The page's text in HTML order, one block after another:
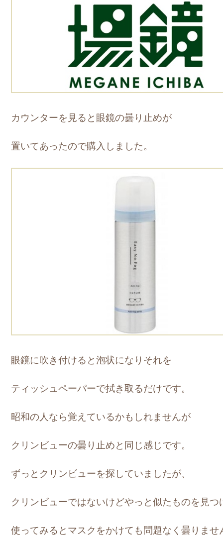
カウンターを見ると眼鏡の曇り止めが
置いてあったので購入しました。
眼鏡に吹き付けると泡状になりそれを
ティッシュペーパーで拭き取るだけです。
昭和の人なら覚えているかもしれませんが
クリンビューの曇り止めと同じ感じです。
ずっとクリンビューを探していましたが、
クリンビューではないけどやっと似たものを見つ
使ってみるとマスクをかけても問題なく曇りませ